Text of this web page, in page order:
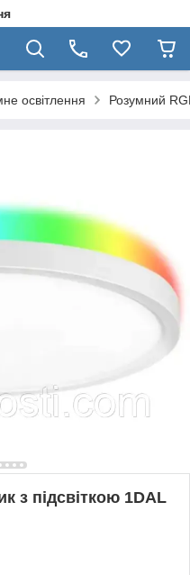
освітлення Розумний
з підсвіткою 1DAL